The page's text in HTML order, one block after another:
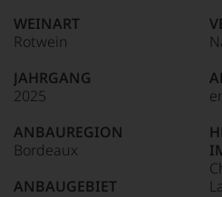
WEINART
Rotwein
JAHRGANG
2025
ANBAUREGION
Bordeaux
ANBAUGEBIET